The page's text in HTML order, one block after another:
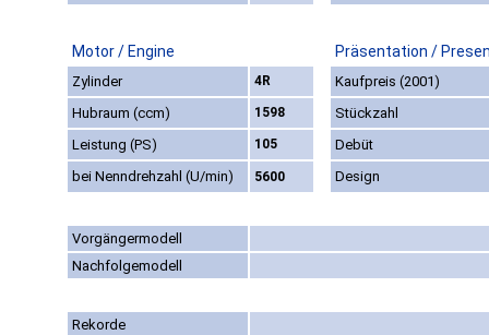
Motor / Engine Präsentation /
Zylinder 4R
Kaufpreis (2001)
Hubraum (ccm)
1598
Stückzahl
Leistung (PS)
105
Debüt
bei Nenndrehzahl (U/min)
5600 Design
Vorgängermodell
Nachfolgemodell
Rekorde